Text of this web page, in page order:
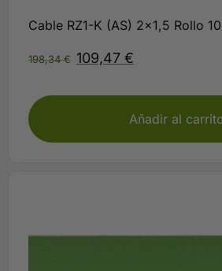
Cable RZ1-K (AS) 2×1,5 Rollo
198,34€ 109,47 €
Añadir al